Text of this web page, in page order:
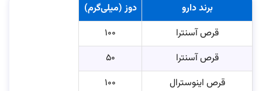
برند دارو
دوز (میلی‌گرم)
قرص آسنترا
۱۰۰
قرص آسنترا
۵۰
قرص اینوسترال
۱۰۰